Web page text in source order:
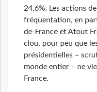
24,6%. Les actions
fréquentation, en
de-France et Atout
clou, pour peu que
présidentielles –
monde entier – ne
France.